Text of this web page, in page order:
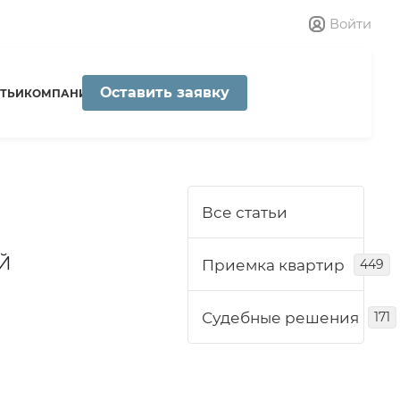
Войти
КОМПАНИЯ Оставить заявку
Все статьи
Приемка квартир 449
Судебные решения 171